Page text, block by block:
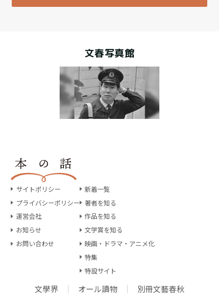
文春写真館
サイトポリシー
プライバシーポリシー
運営会社
お知らせ
お問い合わせ
新着一覧
著者を知る
作品を知る
文学賞を知る
映画・ドラマ・アニメ化
特集
特設サイト
文學界 オール讀物 別冊文藝春秋